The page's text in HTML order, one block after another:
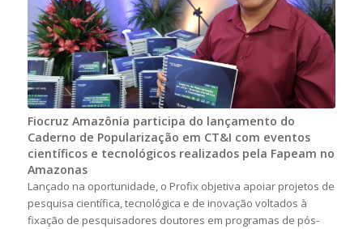
Fiocruz Amazônia participa do lançamento do
Caderno de Popularização em CT&I com eventos
científicos e tecnológicos realizados pela Fapeam no
Amazonas
Lançado na oportunidade, o Profix objetiva apoiar projetos de
pesquisa científica, tecnológica e de inovação voltados à
fixação de pesquisadores doutores em programas de pós-